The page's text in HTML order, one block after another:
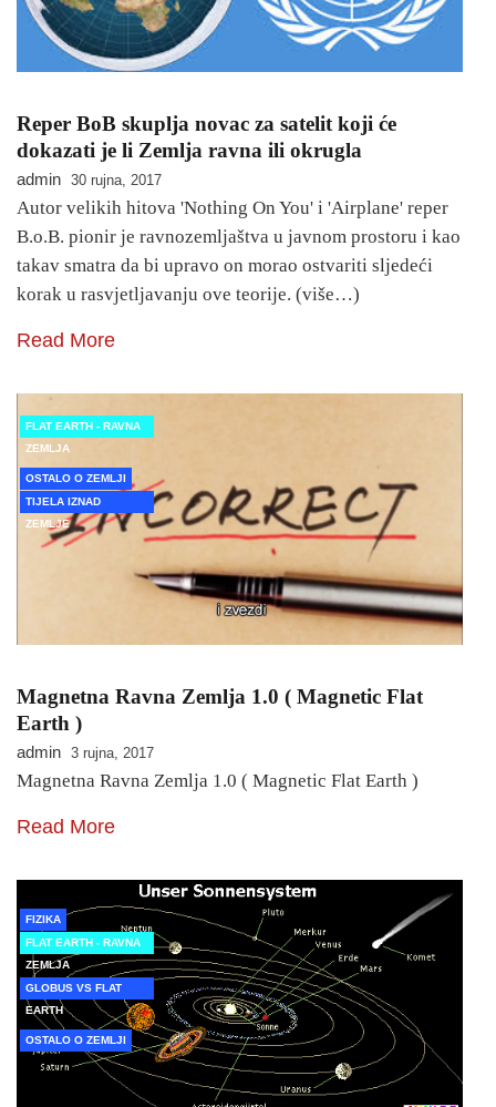
Reper BoB skuplja novac za satelit koji će
dokazati je li Zemlja ravna ili okrugla
admin 30 rujna, 2017
Autor velikih hitova 'Nothing On You' i 'Airplane' reper
B.o.B. pionir je ravnozemljaštva u javnom prostoru i kao
takav smatra da bi upravo on morao ostvariti sljedeći
korak u rasvjetljavanju ove teorije. (više…)
Read More
FLAT EARTH - RAVNA
ZEMLJA
OSTALO O ZEMLJI
TIJELA IZNAD
ZEMLJE
Magnetna Ravna Zemlja 1.0 ( Magnetic Flat
Earth )
admin 3 rujna, 2017
Magnetna Ravna Zemlja 1.0 ( Magnetic Flat Earth )
Read More
FIZIKA
FLAT EARTH - RAVNA
ZEMLJA
GLOBUS VS FLAT
EARTH
OSTALO O ZEMLJI